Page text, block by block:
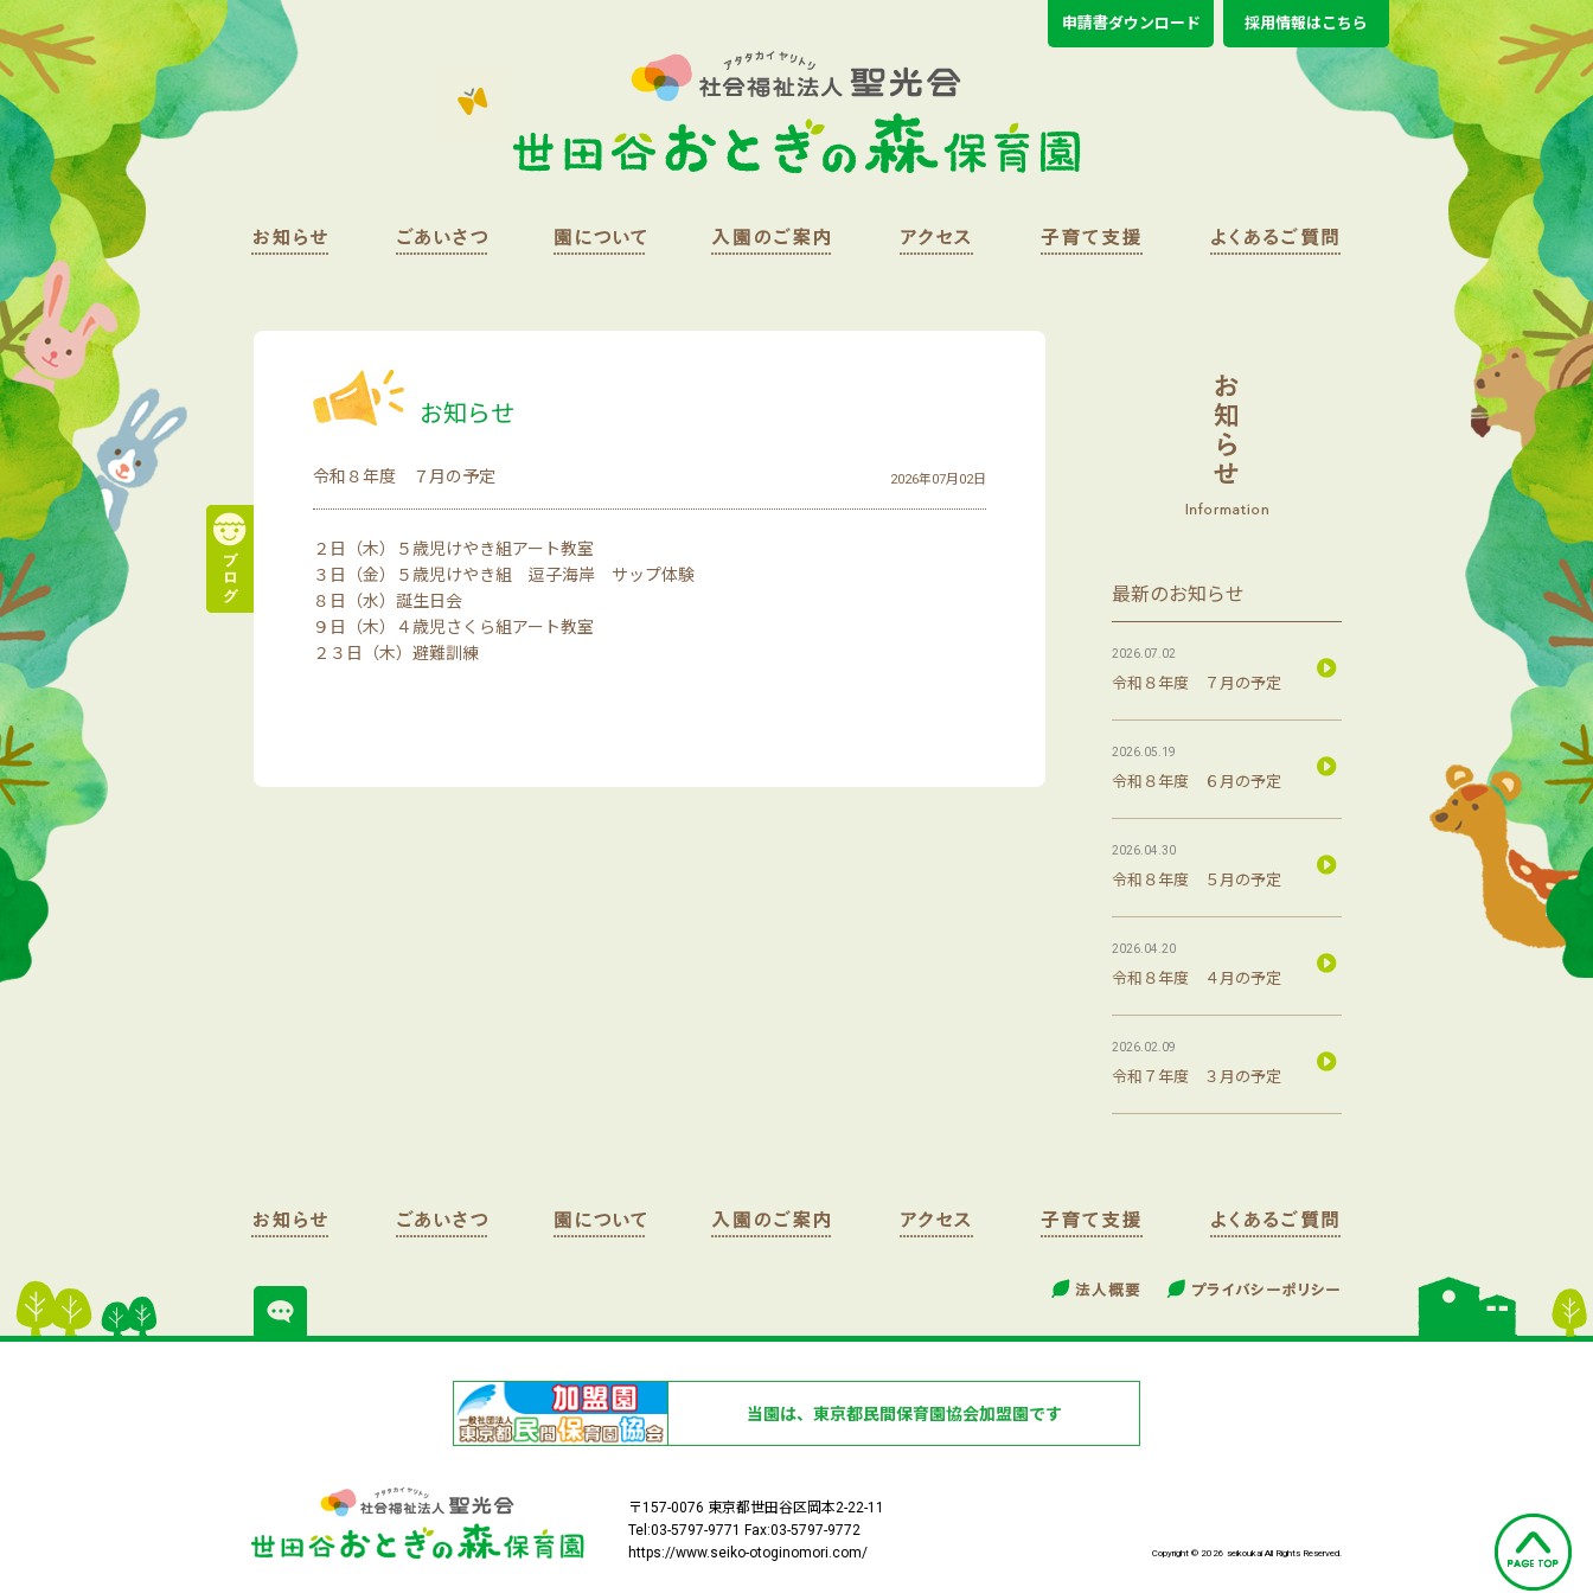
採用情報はこちら
申請書ダウンロード
お知らせ
令和８年度 ７月の予定 2026年07月02日
２日（木）５歳児けやき組アート教室
３日（金）５歳児けやき組 逗子海岸 サップ体験
８日（水）誕生日会
９日（木）４歳児さくら組アート教室
２３日（木）避難訓練
最新のお知らせ
令和８年度 ７月の予定
2026.07.02
令和８年度 ６月の予定
2026.05.19
令和８年度 ５月の予定
2026.04.30
令和８年度 ４月の予定
2026.04.20
令和７年度 ３月の予定
2026.02.09
当園は、東京都民間保育園協会加盟園です
〒157-0076 東京都世田谷区岡本2-22-11
Tel:03-5797-9771 Fax:03-5797-9772
https://www.seiko-otoginomori.com/
Copyright © 2026 seikoukai All Rights Reserved.